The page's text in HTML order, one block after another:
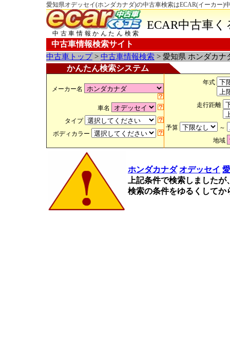
愛知県オデッセイ(ホンダカナダ)の中古車検索はECAR(イーカー)
中古車情報かんたん検索
ECAR中古車
中古車情報検索サイト
中古車トップ> 中古車情報検索 > 愛知県 ホンダカナ
かんたん検索システム
メーカー名
車名
タイプ
ボディカラー
年式
走行距離
予算
～
地域
ホンダカナダ オデッセイ
上記条件で検索しました
検索の条件をゆるくして